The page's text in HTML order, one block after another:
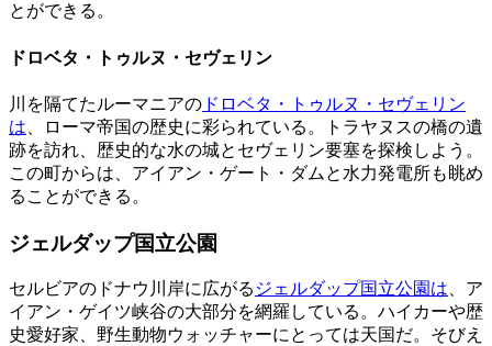
とができる。
ドロベタ・トゥルヌ・セヴェリン
川を隔てたルーマニアの ドロベタ・トゥルヌ・セヴェリン
は 、ローマ帝国の歴史に彩られている。トラヤヌスの橋の遺
跡を訪れ、歴史的な水の城とセヴェリン要塞を探検しよう。
この町からは、アイアン・ゲート・ダムと水力発電所も眺め
ることができる。
ジェルダップ国立公園
セルビアのドナウ川岸に広がる ジェルダップ国立公園は、ア
イアン・ゲイツ峡谷の大部分を網羅している。ハイカーや歴
史愛好家、野生動物ウォッチャーにとっては天国だ。そびえ